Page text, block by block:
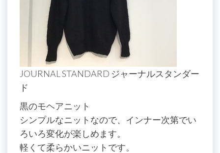
JOURNAL STANDARD ジャーナルスタンダー
ド
黒のモヘアニット
シンプルなニットなので、インナー次第でい
ろいろ変化が楽しめます。
軽くて柔らかいニットです。